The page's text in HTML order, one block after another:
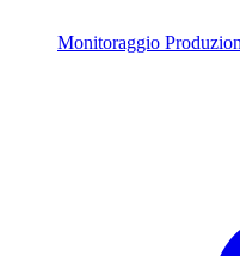
Monitoraggio